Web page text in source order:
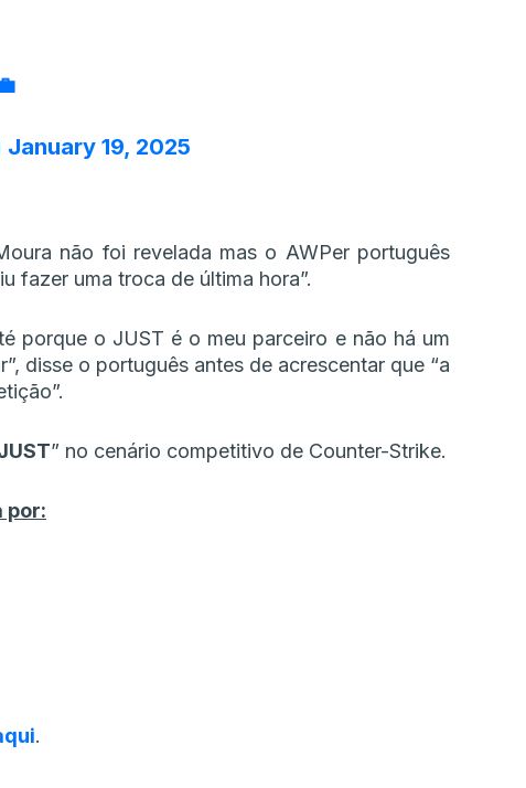
January 19, 2025
não foi revelada mas o AWPer português
fazer uma troca de última hora”.
porque o JUST é o meu parceiro e não há um
disse o português antes de acrescentar que “a
” no cenário competitivo de Counter-Strike.
por:
.